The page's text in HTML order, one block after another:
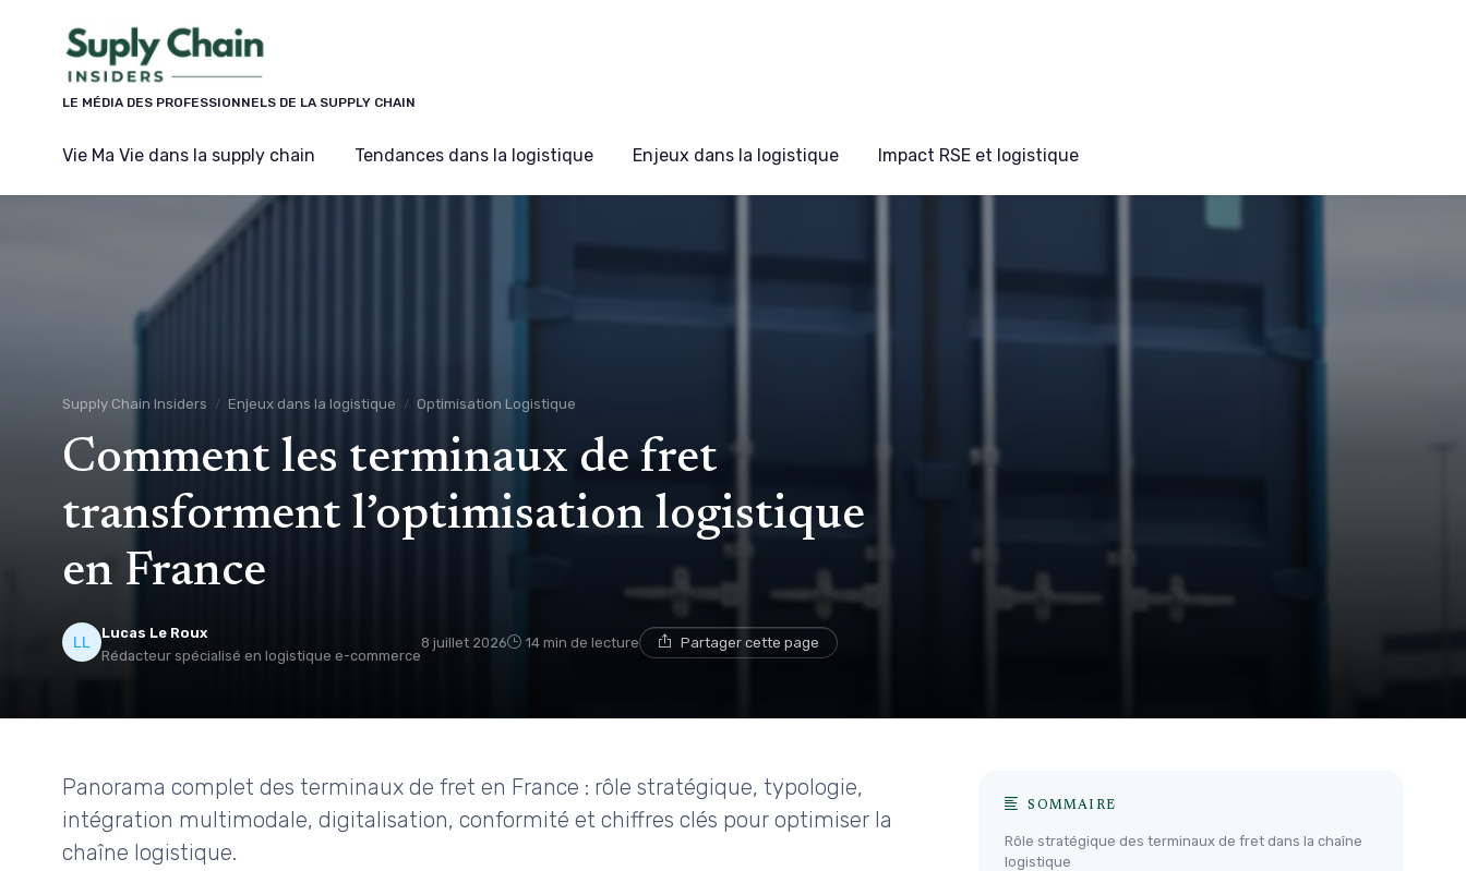
LE MÉDIA DES PROFESSIONNELS DE LA SUPPLY CHAIN
Vie Ma Vie dans la supply chain Tendances dans la logistique Enjeux dans la logistique Impact RSE et logistique
Supply Chain Insiders Enjeux dans la logistique Optimisation Logistique
Comment les terminaux de fret
transforment l’optimisation logistique
en France
Lucas Le Roux
Rédacteur spécialisé en logistique e-commerce
8 juillet 2026 14 min de lecture Partager cette page
Panorama complet des terminaux de fret en France : rôle stratégique, typologie,
intégration multimodale, digitalisation, conformité et chiffres clés pour optimiser la
chaîne logistique.
SOMMAIRE
Rôle stratégique des terminaux de fret dans la chaîne
logistique